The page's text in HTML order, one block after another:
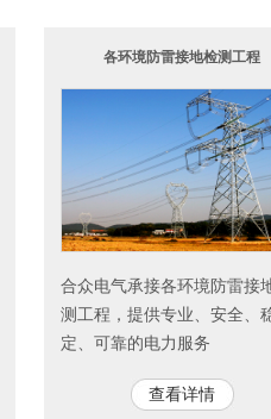
各环境防雷接地检测工程
合众电气承接各环境防雷接
测工程，提供专业、安全、
定、可靠的电力服务
查看详情